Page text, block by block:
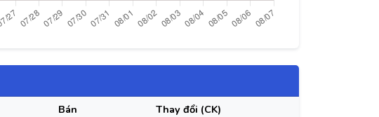
Bán
Thay đổi (CK)